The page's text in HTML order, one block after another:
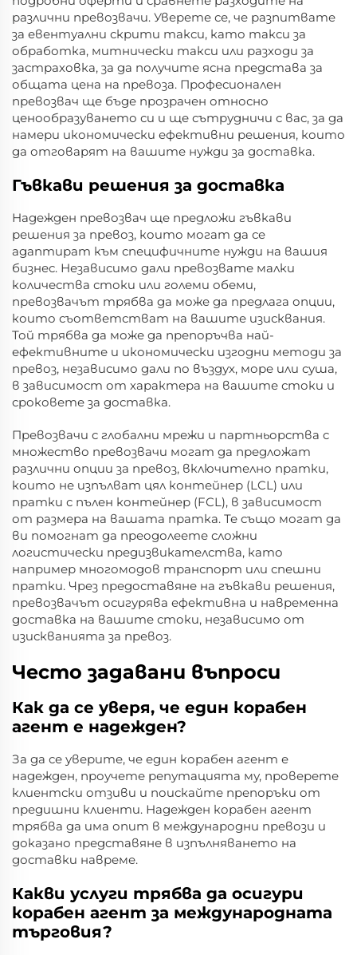
различни превозвачи. Уверете се, че разпитвате
за евентуални скрити такси, като такси за
обработка, митнически такси или разходи за
застраховка, за да получите ясна представа за
общата цена на превоза. Професионален
превозвач ще бъде прозрачен относно
ценообразуването си и ще сътрудничи с вас, за да
намери икономически ефективни решения, които
да отговарят на вашите нужди за доставка.
Гъвкави решения за доставка
Надежден превозвач ще предложи гъвкави
решения за превоз, които могат да се
адаптират към специфичните нужди на вашия
бизнес. Независимо дали превозвате малки
количества стоки или големи обеми,
превозвачът трябва да може да предлага опции,
които съответстват на вашите изисквания.
Той трябва да може да препоръчва най-
ефективните и икономически изгодни методи за
превоз, независимо дали по въздух, море или суша,
в зависимост от характера на вашите стоки и
сроковете за доставка.
Превозвачи с глобални мрежи и партньорства с
множество превозвачи могат да предложат
различни опции за превоз, включително пратки,
които не изпълват цял контейнер (LCL) или
пратки с пълен контейнер (FCL), в зависимост
от размера на вашата пратка. Те също могат да
ви помогнат да преодолеете сложни
логистически предизвикателства, като
например многомодов транспорт или спешни
пратки. Чрез предоставяне на гъвкави решения,
превозвачът осигурява ефективна и навременна
доставка на вашите стоки, независимо от
изискванията за превоз.
Често задавани въпроси
Как да се уверя, че един корабен
агент е надежден?
За да се уверите, че един корабен агент е
надежден, проучете репутацията му, проверете
клиентски отзиви и поискайте препоръки от
предишни клиенти. Надежден корабен агент
трябва да има опит в международни превози и
доказано представяне в изпълняването на
доставки навреме.
Какви услуги трябва да осигури
корабен агент за международната
търговия?